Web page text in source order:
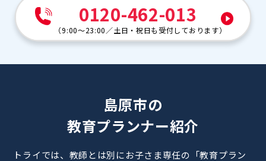
0120-462-013
（9:00～23:00 ／土日・祝日も受付しております）
島原市の
教育プランナー紹介
トライでは、教師とは別にお子さま専任の「教育プラン